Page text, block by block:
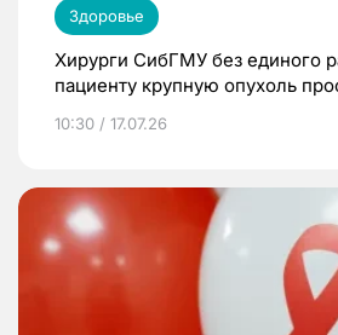
Здоровье
Хирурги СибГМУ без единого
пациенту крупную опухоль
10:30 / 17.07.26